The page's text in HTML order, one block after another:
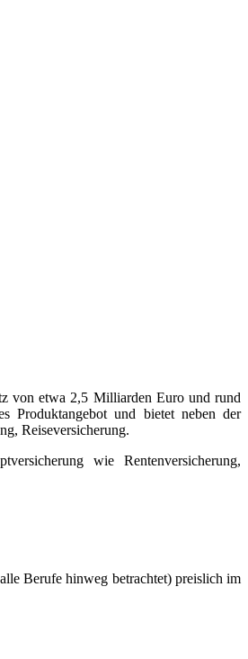
von etwa 2,5 Milliarden Euro und rund
Produktangebot und bietet neben der
Reiseversicherung.
wie Rentenversicherung,
Berufe hinweg betrachtet) preislich im